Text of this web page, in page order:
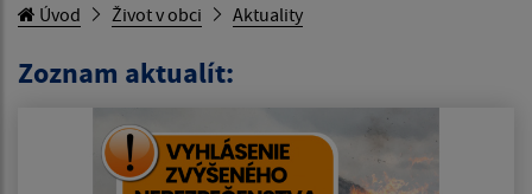
Úvod Život v obci Aktuality
Zoznam aktualít: